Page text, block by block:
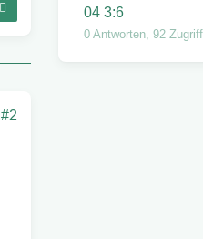
#2
04 3:6
0 Antworten, 92